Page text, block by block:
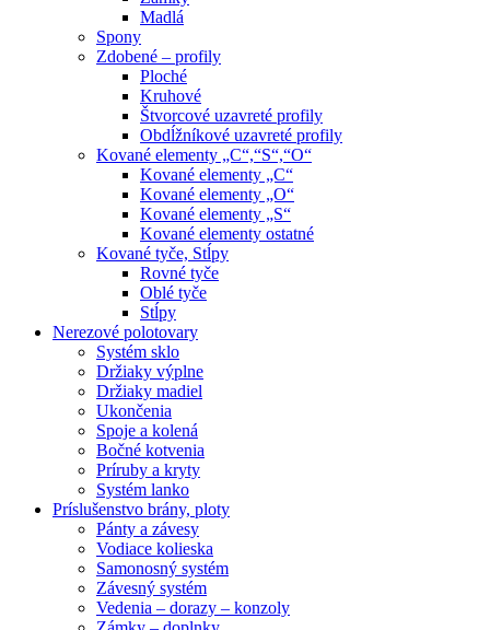
Madlá
Spony
Zdobené – profily
Ploché
Kruhové
Štvorcové uzavreté profily
Obdĺžníkové uzavreté profily
Kované elementy „C“,“S“,“O“
Kované elementy „C“
Kované elementy „O“
Kované elementy „S“
Kované elementy ostatné
Kované tyče, Stĺpy
Rovné tyče
Oblé tyče
Stĺpy
Nerezové polotovary
Systém sklo
Držiaky výplne
Držiaky madiel
Ukončenia
Spoje a kolená
Bočné kotvenia
Príruby a kryty
Systém lanko
Príslušenstvo brány, ploty
Pánty a závesy
Vodiace kolieska
Samonosný systém
Závesný systém
Vedenia – dorazy – konzoly